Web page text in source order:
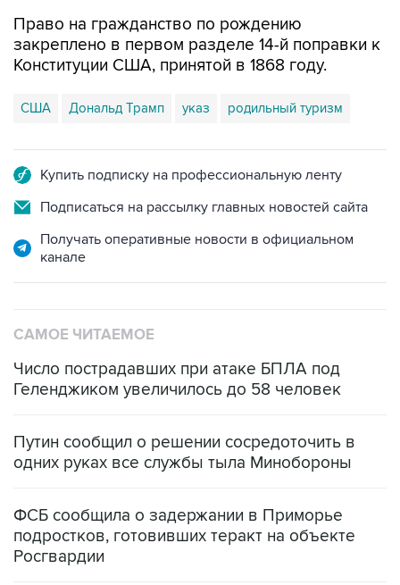
Право на гражданство по рождению
закреплено в первом разделе 14-й поправки к
Конституции США, принятой в 1868 году.
США Дональд Трамп указ родильный туризм
Купить подписку на профессиональную ленту
Подписаться на рассылку главных новостей сайта
Получать оперативные новости в официальном
канале
САМОЕ ЧИТАЕМОЕ
Число пострадавших при атаке БПЛА под
Геленджиком увеличилось до 58 человек
Путин сообщил о решении сосредоточить в
одних руках все службы тыла Минобороны
ФСБ сообщила о задержании в Приморье
подростков, готовивших теракт на объекте
Росгвардии